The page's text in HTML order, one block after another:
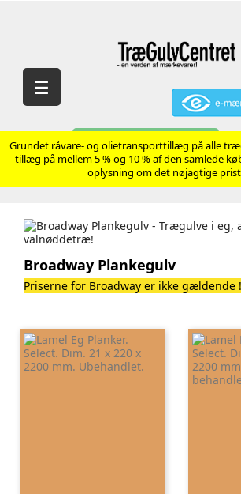
AVANCERET SØGNING
Skift
navigation
☰
Grundet råvare- og olietransporttillæg på alle
tillæg på mellem 5 % og 10 % af den samlede
oplysning om det nøjagtige
Broadway Plankegulv
Priserne for Broadway er ikke gældende !